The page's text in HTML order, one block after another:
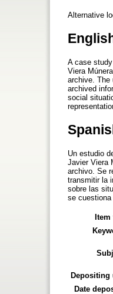
Alternative
A case
Viera
archive. The
archived
social
Un estudio
Javier Viera
archivo. Se
transmitir la
sobre las
se
Depositing
Date